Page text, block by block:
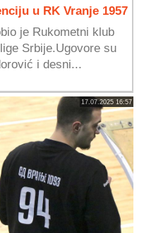
u RK Vranje 1957
je Rukometni klub
Srbije.Ugovore su
i desni...
17.07.2025 16:57